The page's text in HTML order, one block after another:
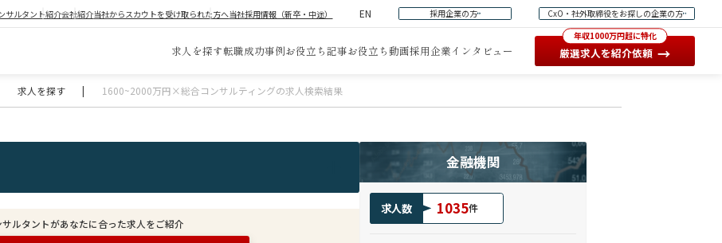
サルタント紹介会社紹介当社からスカウトを受け取られた方へ当社採用情報（新卒・中途） EN 採用企業の方 CxO・社外取締役をお探しの企業の方
求人を探す転職成功事例お役立ち記事お役立ち動画採用企業インタビュー
年収1000万円超に特化
厳選求人を紹介依頼 →
求人を探す | 1600~2000万円×総合コンサルティングの求人検索結果
ルタントがあなたに合った求人をご紹介
金融機関
求人数 1035件